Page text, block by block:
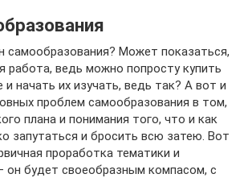
самообразования? Может показаться,
работа, ведь можно попросту купить
и начать их изучать, ведь так? А вот и
проблем самообразования в том,
плана и понимания того, что и как
запутаться и бросить всю затею. Вот
проработка тематики и
он будет своеобразным компасом, с